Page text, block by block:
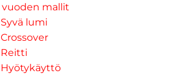
vuoden mallit
Syvä lumi
Crossover
Reitti
Hyötykäyttö